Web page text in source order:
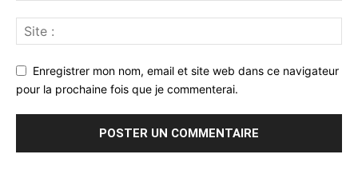
Enregistrer mon nom, email et site web dans ce navigateur
pour la prochaine fois que je commenterai.